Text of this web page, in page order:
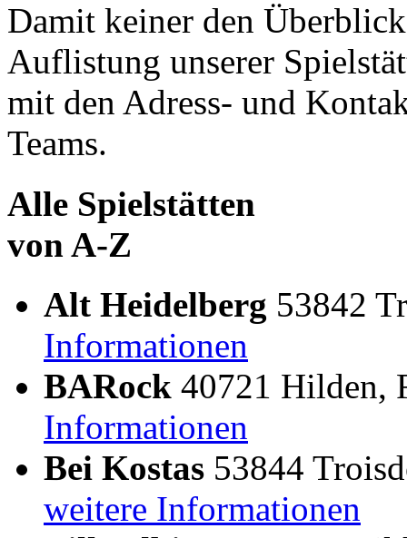
Damit keiner den
Auflistung unserer
mit den Adress- und
Teams.
Alle Spielstätten
von A-Z
Alt Heidelberg 53842
Informationen
BARock 40721 Hilden,
Informationen
Bei Kostas 53844
weitere Informationen